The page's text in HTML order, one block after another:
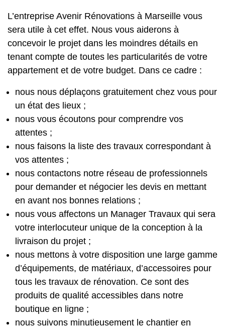
L’entreprise Avenir Rénovations à Marseille vous
sera utile à cet effet. Nous vous aiderons à
concevoir le projet dans les moindres détails en
tenant compte de toutes les particularités de votre
appartement et de votre budget. Dans ce cadre :
nous nous déplaçons gratuitement chez vous pour
un état des lieux ;
nous vous écoutons pour comprendre vos
attentes ;
nous faisons la liste des travaux correspondant à
vos attentes ;
nous contactons notre réseau de professionnels
pour demander et négocier les devis en mettant
en avant nos bonnes relations ;
nous vous affectons un Manager Travaux qui sera
votre interlocuteur unique de la conception à la
livraison du projet ;
nous mettons à votre disposition une large gamme
d’équipements, de matériaux, d’accessoires pour
tous les travaux de rénovation. Ce sont des
produits de qualité accessibles dans notre
boutique en ligne ;
nous suivons minutieusement le chantier en